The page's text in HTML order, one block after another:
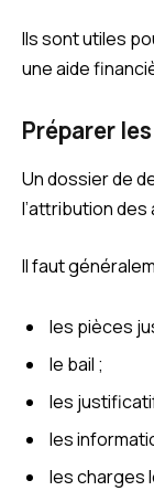
Ils sont utiles
une aide
Préparer
Un dossier de
l’attribution des
Il faut
les pièces
le bail ;
les
les
les charges